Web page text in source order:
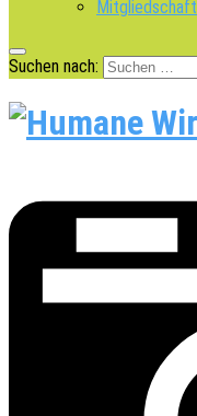
Mitgliedschaft
Suchen nach: